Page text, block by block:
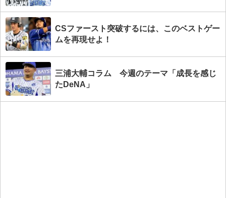
CSファースト突破するには、このベストゲー
ムを再現せよ！
三浦大輔コラム 今週のテーマ「成長を感じ
たDeNA」